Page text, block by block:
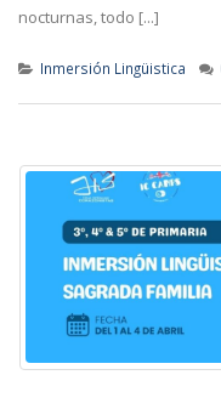
nocturnas, todo [...]
Inmersión Lingüistica